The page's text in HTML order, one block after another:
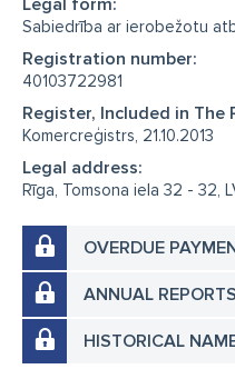
Legal form:
Sabiedrība ar ierobežotu
Registration number:
40103722981
Register, Included in The
Komercreģistrs, 21.10.2013
Legal address:
Rīga, Tomsona iela 32 - 32,
OVERDUE
ANNUAL REPORTS
HISTORICAL